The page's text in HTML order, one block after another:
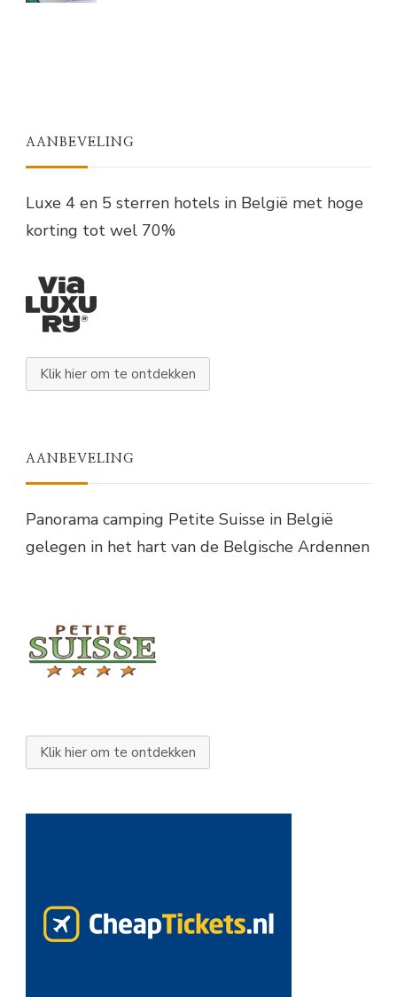
AANBEVELING
Luxe 4 en 5 sterren hotels in België met hoge
korting tot wel 70%
Klik hier om te ontdekken
AANBEVELING
Panorama camping Petite Suisse in België
gelegen in het hart van de Belgische Ardennen
Klik hier om te ontdekken